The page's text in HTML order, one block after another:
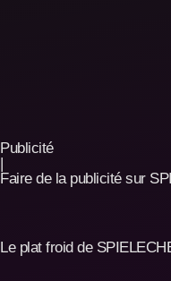
Publicité
|
Faire de la publicité sur
Le plat froid de